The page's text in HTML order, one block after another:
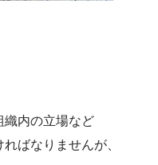
織内の立場など
ばなりませんが、